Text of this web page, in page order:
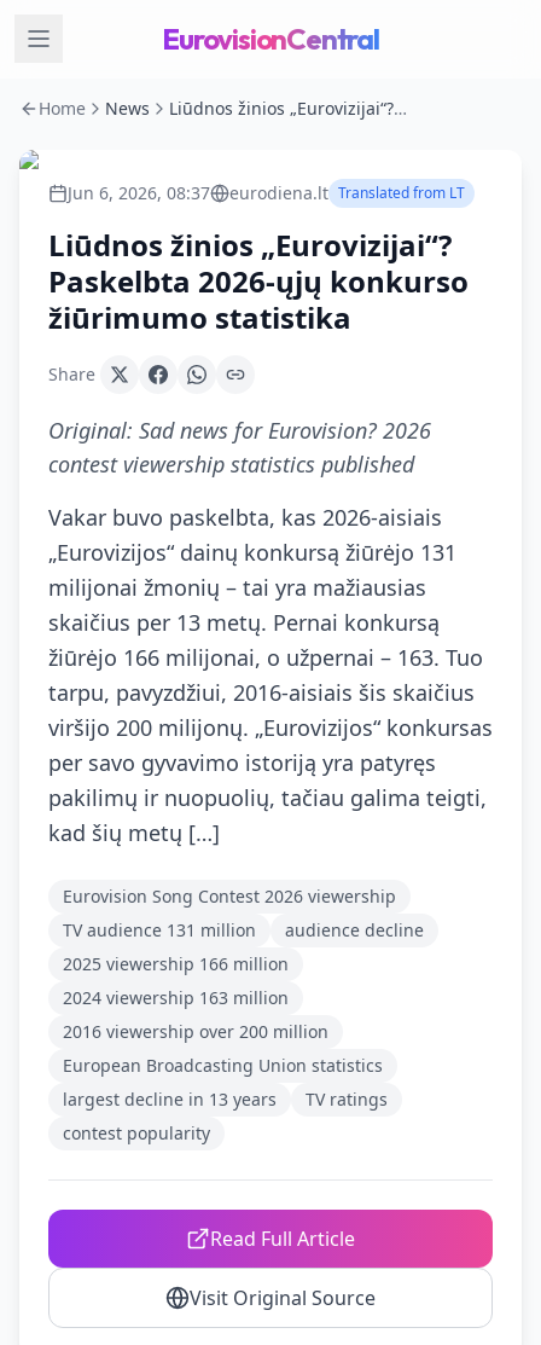
EurovisionCentral
Home News Liūdnos žinios „Eurovizijai“? Paskelbta 2026-ųjų konkurso žiūrimumo statistika
Jun 6, 2026, 08:37 eurodiena.lt Translated from LT
Liūdnos žinios „Eurovizijai“?
Paskelbta 2026-ųjų konkurso
žiūrimumo statistika
Share
Original: Sad news for Eurovision? 2026
contest viewership statistics published
Vakar buvo paskelbta, kas 2026-aisiais
„Eurovizijos“ dainų konkursą žiūrėjo 131
milijonai žmonių – tai yra mažiausias
skaičius per 13 metų. Pernai konkursą
žiūrėjo 166 milijonai, o užpernai – 163. Tuo
tarpu, pavyzdžiui, 2016-aisiais šis skaičius
viršijo 200 milijonų. „Eurovizijos“ konkursas
per savo gyvavimo istoriją yra patyręs
pakilimų ir nuopuolių, tačiau galima teigti,
kad šių metų […]
Eurovision Song Contest 2026 viewership
TV audience 131 million
audience decline
2025 viewership 166 million
2024 viewership 163 million
2016 viewership over 200 million
European Broadcasting Union statistics
largest decline in 13 years
TV ratings
contest popularity
Read Full Article
Visit Original Source